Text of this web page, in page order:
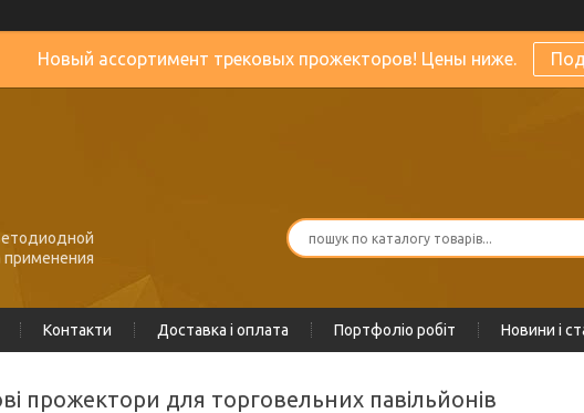
Новый ассортимент трековых прожекторов! Цены ниже.
применения
Контакти Доставка і оплата Портфоліо робіт Новини і
прожектори для торговельних павільйонів